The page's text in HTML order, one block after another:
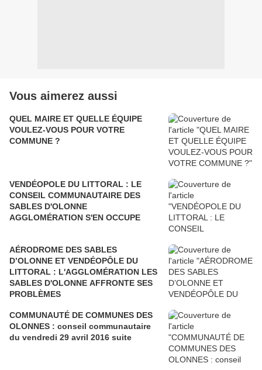
Vous aimerez aussi
QUEL MAIRE ET QUELLE ÉQUIPE
VOULEZ-VOUS POUR VOTRE
COMMUNE ?
VENDÉOPOLE DU LITTORAL : LE
CONSEIL COMMUNAUTAIRE DES
SABLES D'OLONNE
AGGLOMÉRATION S'EN OCCUPE
AÉRODROME DES SABLES
D’OLONNE ET VENDÉOPÔLE DU
LITTORAL : L'AGGLOMÉRATION LES
SABLES D'OLONNE AFFRONTE SES
PROBLÈMES
COMMUNAUTÉ DE COMMUNES DES
OLONNES : conseil communautaire
du vendredi 29 avril 2016 suite